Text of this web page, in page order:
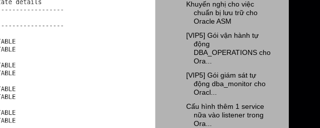
Khuyến nghị cho việc
chuẩn bị lưu trữ cho
Oracle ASM
[VIP5] Gói vận hành tự
động
DBA_OPERATIONS cho
Ora...
[VIP5] Gói giám sát tự
động dba_monitor cho
Oracl...
Cấu hình thêm 1 service
nữa vào listener trong
Ora...